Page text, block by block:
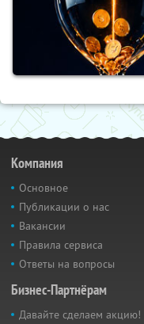
Компания
Основное
Публикации о нас
Вакансии
Правила сервиса
Ответы на вопросы
Бизнес-Партнёрам
Давайте сделаем акцию!